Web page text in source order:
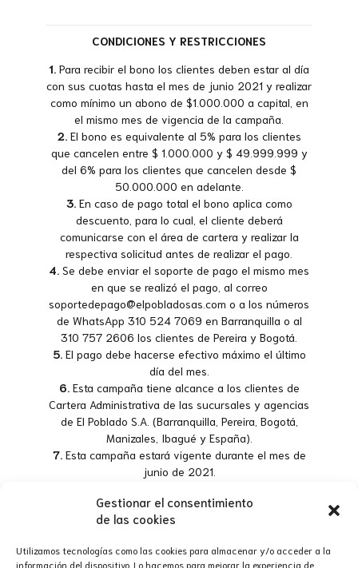
Gestionar el consentimiento
de las cookies
Utilizamos tecnologías como las cookies para almacenar y/o acceder a la
información del dispositivo. Lo hacemos para mejorar la experiencia de
CONDICIONES Y RESTRICCIONES
1. Para recibir el bono los clientes deben estar al día
con sus cuotas hasta el mes de junio 2021 y realizar
como mínimo un abono de $1.000.000 a capital, en
el mismo mes de vigencia de la campaña.
2.El bono es equivalente al 5% para los clientes
que cancelen entre $ 1.000.000 y $ 49.999.999 y
del 6% para los clientes que cancelen desde $
50.000.000 en adelante.
3.En caso de pago total el bono aplica como
descuento, para lo cual, el cliente deberá
comunicarse con el área de cartera y realizar la
respectiva solicitud antes de realizar el pago.
4.Se debe enviar el soporte de pago el mismo mes
en que se realizó el pago, al correo
soportedepago@elpobladosas.com o a los números
de WhatsApp 310 524 7069 en Barranquilla o al
310 757 2606 los clientes de Pereira y Bogotá.
5.El pago debe hacerse efectivo máximo el último
día del mes.
6.Esta campaña tiene alcance a los clientes de
Cartera Administrativa de las sucursales y agencias
de El Poblado S.A. (Barranquilla, Pereira, Bogotá,
Manizales, Ibagué y España).
7.Esta campaña estará vigente durante el mes de
junio de 2021.
encuentren cancelando su cuota inicial.
Este beneficio no aplica para clientes con
10. El bono no será canjeable por dinero en efectivo.